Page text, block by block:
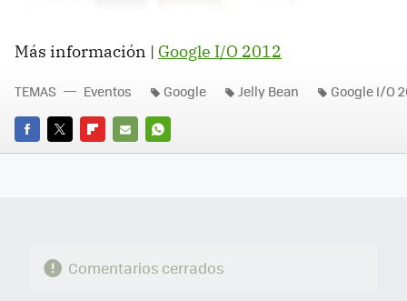
Más información | Google I/O 2012
FACEBOOK
TWITTERFLIPBOARD
E-
WHATSAPP
TEMAS Eventos Google Jelly Bean Google I/O
Comentarios cerrados